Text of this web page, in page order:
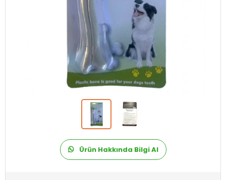
Ürün Hakkında Bilgi Al